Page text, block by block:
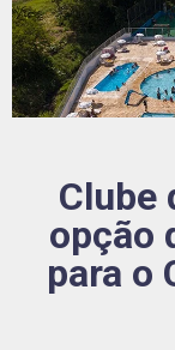
Clube
opção
para o